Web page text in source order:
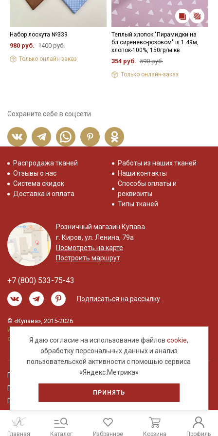
Набор лоскута №339
980 руб. 1400 руб.
Только онлайн-заказ
Теплый хлопок "Пирамидки на
бл.сиренево-розовом" ш.1.49м,
хлопок-100%, 150гр/м.кв
354 руб. 590 руб.
Только онлайн-заказ
Сохраните себе в соцсети
Я даю согласие на использование файловcookie,
обработкуперсональных данныхи анализ
пользовательской активности с помощью сервиса
«Яндекс.Метрика»
ПРИНЯТЬ
Распродажа тканей
Отзывы о нас
Система скидок
Доставка и оплата
Работы из наших тканей
Наши контакты
Способы оплаты и
реквизиты
Типы тканей
Розничный магазин Купава
г. Киров, ул. Ленина, 79а
Посмотреть на карте
Построить маршрут
+7 (800) 533-75-43
Подписаться на рассылку
© «Купава», 2015-2026
Информация на сайте не является публичной
офертой.
Правовая информация
Политика обработки персональных данных
Пользовательское соглашение
Главная Каталог Избранное Корзина Профиль